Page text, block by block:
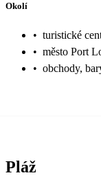
Okolí
• turistické
• město Port
• obchody,
Pláž